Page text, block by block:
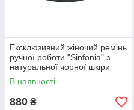
Ексклюзивний жіночий ремінь
ручної роботи "Sinfonia" з
натуральної чорної шкіри
В наявності
880 ₴